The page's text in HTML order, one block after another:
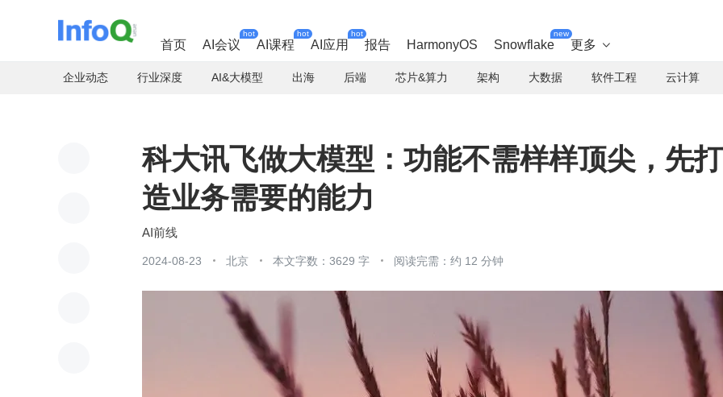
首页 AI会议
hot
AI课程
hot
AI应用
hot
报告 HarmonyOS Snowflake
new
更多 
企业动态 行业深度 AI&大模型 出海 后端 芯片&算力 架构 大数据 软件工程 云计算
科大讯飞做大模型：功能不需样样顶尖，先打
造业务需要的能力
AI前线
2024-08-23 北京 本文字数：3629 字 阅读完需：约 12 分钟